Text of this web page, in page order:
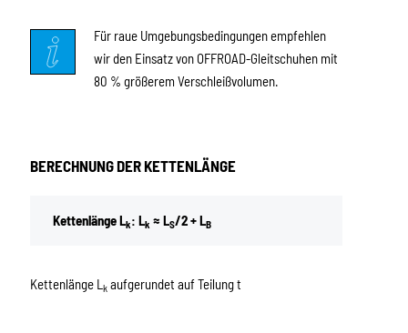
Für raue Umgebungsbedingungen empfehlen
wir den Einsatz von OFFROAD-Gleitschuhen mit
80 % größerem Verschleißvolumen.
BERECHNUNG DER KETTENLÄNGE
Kettenlänge Lk: Lk ≈ LS/2 + LB
Kettenlänge L kaufgerundet auf Teilung t